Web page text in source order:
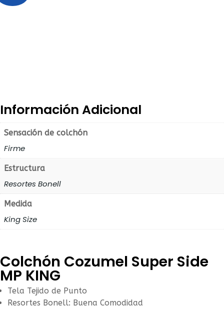
Información Adicional
Sensación de colchón
Firme
Estructura
Resortes Bonell
Medida
King Size
‎Colchón Cozumel Super Side
MP KING
Tela Tejido de Punto
Resortes Bonell: Buena Comodidad